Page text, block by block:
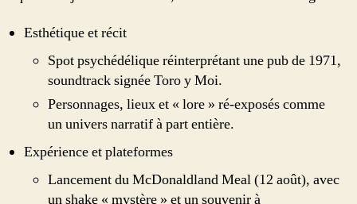
Esthétique et récit
Spot psychédélique réinterprétant une pub de 1971,
soundtrack signée Toro y Moi.
Personnages, lieux et « lore » ré-exposés comme
un univers narratif à part entière.
Expérience et plateformes
Lancement du McDonaldland Meal (12 août), avec
un shake « mystère » et un souvenir à